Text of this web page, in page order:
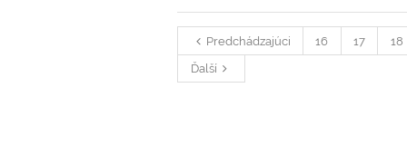
za
nami:
Predchádzajúci 16 17 18
Ďalší